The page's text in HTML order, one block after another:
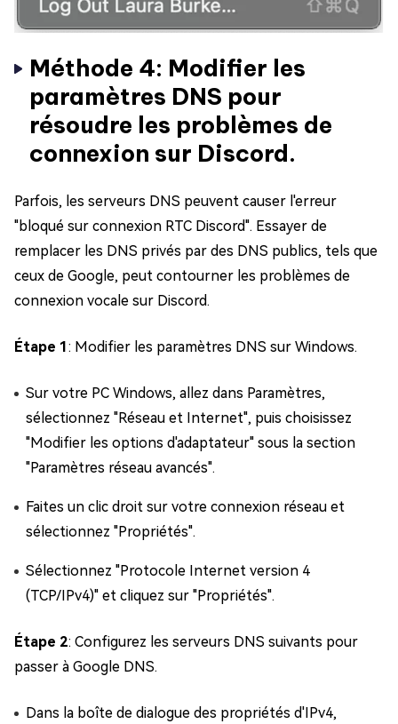
Méthode 4: Modifier les
paramètres DNS pour
résoudre les problèmes de
connexion sur Discord.
Parfois, les serveurs DNS peuvent causer l'erreur
"bloqué sur connexion RTC Discord". Essayer de
remplacer les DNS privés par des DNS publics, tels que
ceux de Google, peut contourner les problèmes de
connexion vocale sur Discord.
Étape 1 : Modifier les paramètres DNS sur Windows.
Sur votre PC Windows, allez dans Paramètres,
sélectionnez "Réseau et Internet", puis choisissez
"Modifier les options d'adaptateur" sous la section
"Paramètres réseau avancés".
Faites un clic droit sur votre connexion réseau et
sélectionnez "Propriétés".
Sélectionnez "Protocole Internet version 4
(TCP/IPv4)" et cliquez sur "Propriétés".
Étape 2: Configurez les serveurs DNS suivants pour
passer à Google DNS.
Dans la boîte de dialogue des propriétés d'IPv4,